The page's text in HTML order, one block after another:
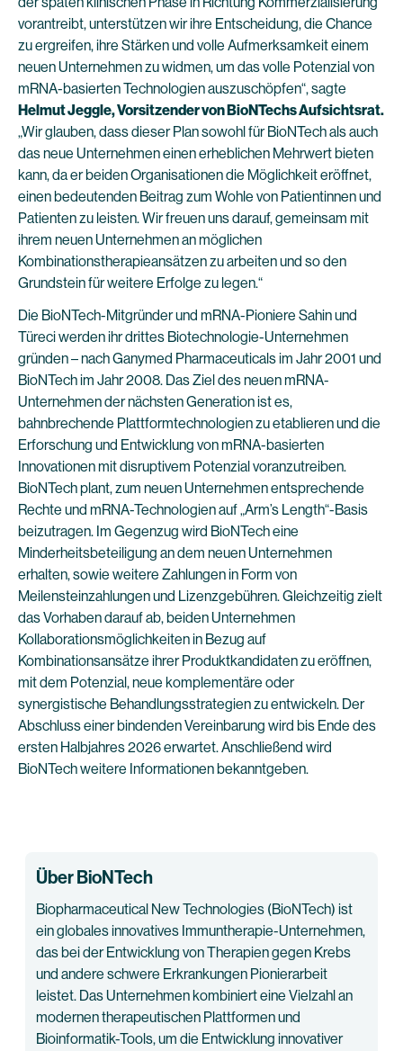
vorantreibt, unterstützen wir ihre Entscheidung, die Chance
zu ergreifen, ihre Stärken und volle Aufmerksamkeit einem
neuen Unternehmen zu widmen, um das volle Potenzial von
mRNA-basierten Technologien auszuschöpfen“, sagte
Helmut Jeggle, Vorsitzender von BioNTechs Aufsichtsrat.
„Wir glauben, dass dieser Plan sowohl für BioNTech als auch
das neue Unternehmen einen erheblichen Mehrwert bieten
kann, da er beiden Organisationen die Möglichkeit eröffnet,
einen bedeutenden Beitrag zum Wohle von Patientinnen und
Patienten zu leisten. Wir freuen uns darauf, gemeinsam mit
ihrem neuen Unternehmen an möglichen
Kombinationstherapieansätzen zu arbeiten und so den
Grundstein für weitere Erfolge zu legen.“
Die BioNTech-Mitgründer und mRNA-Pioniere Sahin und
Türeci werden ihr drittes Biotechnologie-Unternehmen
gründen – nach Ganymed Pharmaceuticals im Jahr 2001 und
BioNTech im Jahr 2008. Das Ziel des neuen mRNA-
Unternehmen der nächsten Generation ist es,
bahnbrechende Plattformtechnologien zu etablieren und die
Erforschung und Entwicklung von mRNA-basierten
Innovationen mit disruptivem Potenzial voranzutreiben.
BioNTech plant, zum neuen Unternehmen entsprechende
Rechte und mRNA-Technologien auf „Arm’s Length“-Basis
beizutragen. Im Gegenzug wird BioNTech eine
Minderheitsbeteiligung an dem neuen Unternehmen
erhalten, sowie weitere Zahlungen in Form von
Meilensteinzahlungen und Lizenzgebühren. Gleichzeitig zielt
das Vorhaben darauf ab, beiden Unternehmen
Kollaborationsmöglichkeiten in Bezug auf
Kombinationsansätze ihrer Produktkandidaten zu eröffnen,
mit dem Potenzial, neue komplementäre oder
synergistische Behandlungsstrategien zu entwickeln. Der
Abschluss einer bindenden Vereinbarung wird bis Ende des
ersten Halbjahres 2026 erwartet. Anschließend wird
BioNTech weitere Informationen bekanntgeben.
Über BioNTech
Biopharmaceutical New Technologies (BioNTech) ist
ein globales innovatives Immuntherapie-Unternehmen,
das bei der Entwicklung von Therapien gegen Krebs
und andere schwere Erkrankungen Pionierarbeit
leistet. Das Unternehmen kombiniert eine Vielzahl an
modernen therapeutischen Plattformen und
Bioinformatik-Tools, um die Entwicklung innovativer